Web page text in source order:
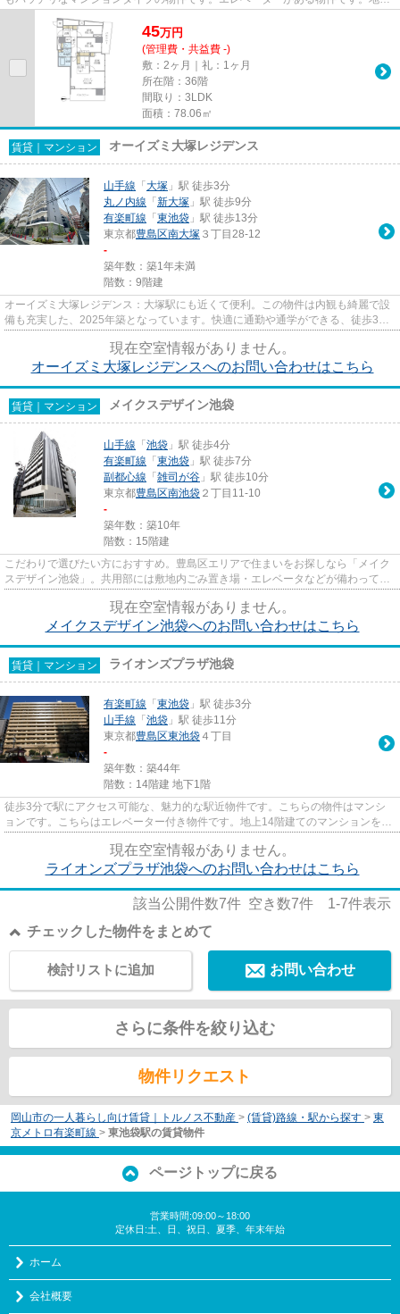
45万円
(管理費・共益費 -)
敷：2ヶ月｜礼：1ヶ月
所在階：36階
間取り：3LDK
面積：78.06㎡
賃貸｜マンション オーイズミ大塚レジデンス
山手線 「 大塚 」駅 徒歩3分
丸ノ内線 「 新大塚 」駅 徒歩9分
有楽町線 「 東池袋 」駅 徒歩13分
東京都豊島区南大塚 ３丁目28-12
-
築年数：築1年未満
階数：9階建
オーイズミ大塚レジデンス：大塚駅にも近くて便利。この物件は内観も綺麗で設
備も充実した、2025年築となっています。快適に通勤や通学ができる、徒歩3分
現在空室情報がありません。
オーイズミ大塚レジデンスへのお問い合わせはこちら
賃貸｜マンション メイクスデザイン池袋
山手線 「 池袋 」駅 徒歩4分
有楽町線 「 東池袋 」駅 徒歩7分
副都心線 「 雑司が谷 」駅 徒歩10分
東京都豊島区南池袋 ２丁目11-10
-
築年数：築10年
階数：15階建
こだわりで選びたい方におすすめ。豊島区エリアで住まいをお探しなら「メイク
スデザイン池袋」。共用部には敷地内ごみ置き場・エレベータなどが備わってお
現在空室情報がありません。
メイクスデザイン池袋へのお問い合わせはこちら
賃貸｜マンション ライオンズプラザ池袋
有楽町線 「 東池袋 」駅 徒歩3分
山手線 「 池袋 」駅 徒歩11分
東京都豊島区東池袋 ４丁目
-
築年数：築44年
階数：14階建 地下1階
徒歩3分で駅にアクセス可能な、魅力的な駅近物件です。こちらの物件はマンシ
ョンです。こちらはエレベーター付き物件です。地上14階建てのマンションをご
現在空室情報がありません。
ライオンズプラザ池袋へのお問い合わせはこちら
該当公開件数7件 空き数7件 1-7件表示
チェックした物件をまとめて
お問い合わせ
検討リストに追加
さらに条件を絞り込む
物件リクエスト
岡山市の一人暮らし向け賃貸｜トルノス不動産 > (賃貸)路線・駅から探す > 東
京メトロ有楽町線 > 東池袋駅の賃貸物件
ページトップに戻る
営業時間:09:00～18:00
定休日:土、日、祝日、夏季、年末年始
ホーム
会社概要